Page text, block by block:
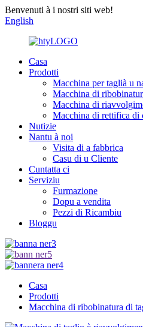
Benvenuti à i nostri siti web!
English
Casa
Prodotti
Macchina per taglià u
Macchina di
Macchina di
Macchina di rettifica di
Nutizie
Nantu à noi
Visita di a fabbrica
Casu di u Cliente
Cuntatta ci
Serviziu
Furmazione
Dopu a vendita
Pezzi di Ricambiu
Bloggu
Casa
Prodotti
Macchina di ribobinatura di